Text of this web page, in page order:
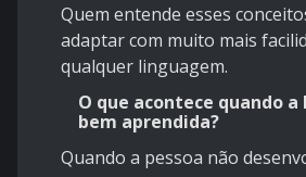
Quem entende esses
adaptar com muito mais
qualquer linguagem.
O que acontece quando a
bem aprendida?
Quando a pessoa não